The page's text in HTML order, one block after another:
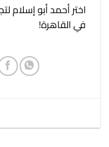
اختر أحمد أبو إسلام
في القاهرة!